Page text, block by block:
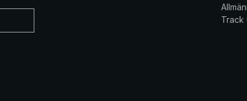
Track